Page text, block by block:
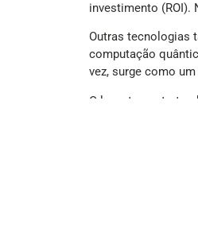
investimento (ROI).
Outras tecnologias
computação
vez, surge como
O levantamento